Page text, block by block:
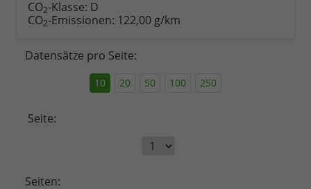
CO2-Klasse: D
CO2-Emissionen: 122,00 g/km
Datensätze pro Seite:
10 20 50 100 250
Seite:
Seiten: